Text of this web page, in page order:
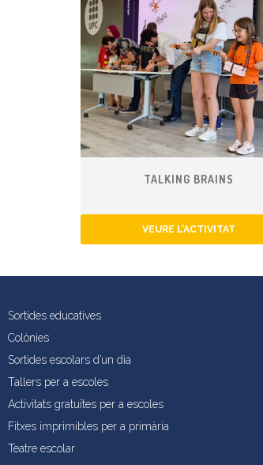
TALKING BRAINS
VEURE L’ACTIVITAT
Sortides educatives
Colònies
Sortides escolars d’un dia
Tallers per a escoles
Activitats gratuïtes per a escoles
Fitxes imprimibles per a primària
Teatre escolar